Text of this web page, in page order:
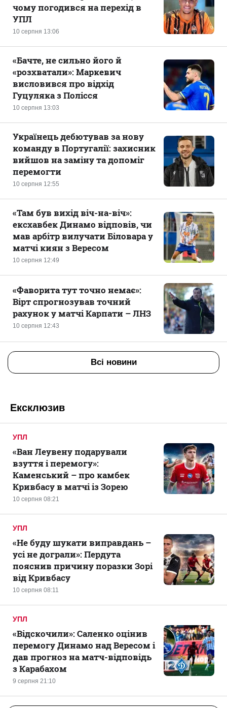
10 серпня 13:06
чому погодився на перехід в
УПЛ
10 серпня 13:03
«Бачте, не сильно його й
«розхватали»: Маркевич
висловився про відхід
Гуцуляка з Полісся
10 серпня 12:55
Українець дебютував за нову
команду в Португалії: захисник
вийшов на заміну та допоміг
перемогти
10 серпня 12:49
«Там був вихід віч-на-віч»:
ексхавбек Динамо відповів, чи
мав арбітр вилучати Біловара у
матчі киян з Вересом
10 серпня 12:43
«Фаворита тут точно немає»:
Вірт спрогнозував точний
рахунок у матчі Карпати – ЛНЗ
Всі новини
Ексклюзив
УПЛ
10 серпня 08:21
«Ван Леувену подарували
взуття і перемогу»:
Каменський – про камбек
Кривбасу в матчі із Зорею
УПЛ
10 серпня 08:11
«Не буду шукати виправдань –
усі не дограли»: Пердута
пояснив причину поразки Зорі
від Кривбасу
УПЛ
9 серпня 21:10
«Відскочили»: Саленко оцінив
перемогу Динамо над Вересом і
дав прогноз на матч-відповідь
з Карабахом